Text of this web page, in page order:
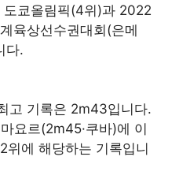
쿄올림픽(4위)과 2022
육상선수권대회(은메
다.
고 기록은 2m43입니다.
요르(2m45·쿠바)에 이
위에 해당하는 기록입니